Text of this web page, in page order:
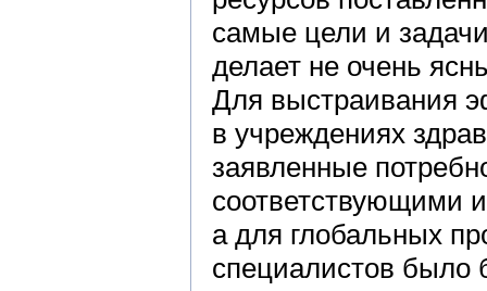
самые цели и
делает не очень
Для выстраивания
в учреждениях
заявленные
соответствующими
а для глобальных
специалистов было